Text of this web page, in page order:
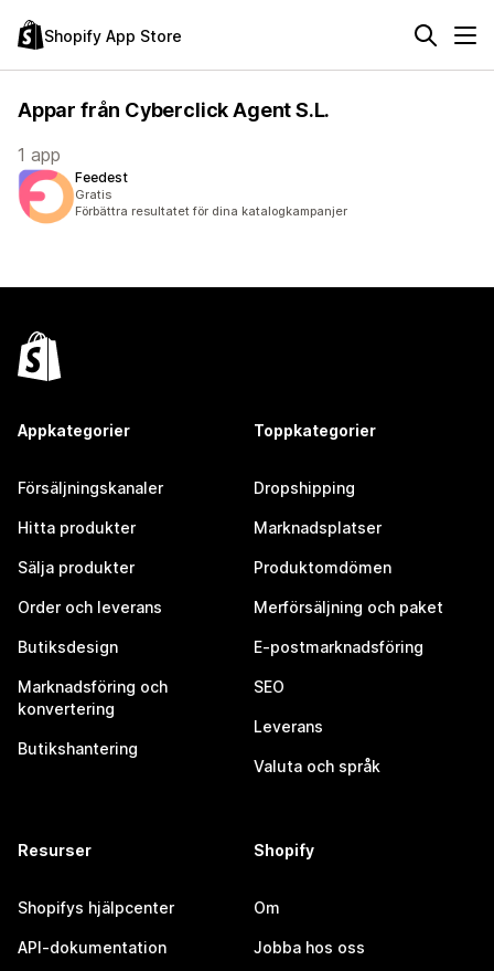
Shopify App Store
Appar från Cyberclick Agent S.L.
1 app
Feedest
Gratis
Förbättra resultatet för dina katalogkampanjer
Appkategorier
Försäljningskanaler
Hitta produkter
Sälja produkter
Order och leverans
Butiksdesign
Marknadsföring och
konvertering
Butikshantering
Toppkategorier
Dropshipping
Marknadsplatser
Produktomdömen
Merförsäljning och paket
E-postmarknadsföring
SEO
Leverans
Valuta och språk
Resurser
Shopifys hjälpcenter
API-dokumentation
Shopify
Om
Jobba hos oss